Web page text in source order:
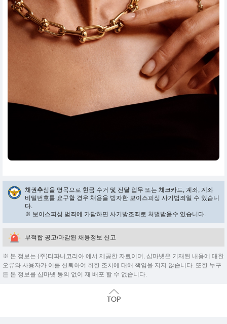
채권추심을 명목으로 현금 수거 및 전달 업무 또는 체크카드, 계좌, 계좌
비밀번호를 요구할 경우 채용을 빙자한 보이스피싱 사기범죄일 수 있습니
다.
※ 보이스피싱 범죄에 가담하면 사기방조죄로 처벌받을수 있습니다.
부적합 공고/마감된 채용정보 신고
※ 본 정보는 (주)티파니코리아 에서 제공한 자료이며, 샵마넷은 기재된 내용에 대한
오류와 사용자가 이를 신뢰하여 취한 조치에 대해 책임을 지지 않습니다. 또한 누구
든 본 정보를 샵마넷 동의 없이 재 배포 할 수 없습니다.